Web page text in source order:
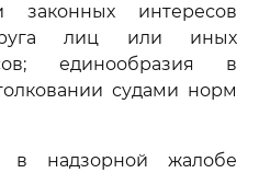
интересов
лиц или иных
единообразия в
судами норм
в надзорной жалобе